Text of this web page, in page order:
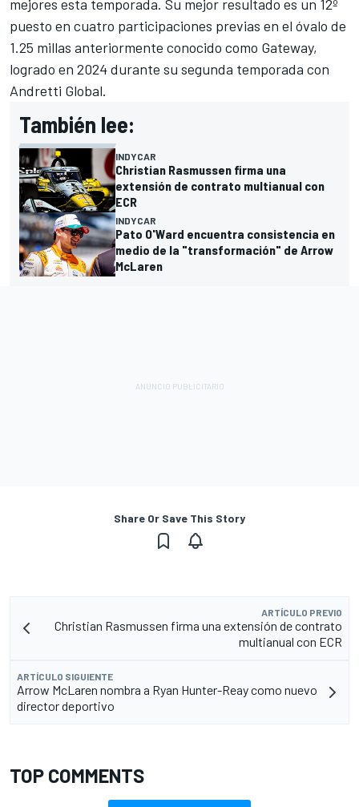
mejores esta temporada. Su mejor resultado es un 12º
puesto en cuatro participaciones previas en el óvalo de
1.25 millas anteriormente conocido como Gateway,
logrado en 2024 durante su segunda temporada con
Andretti Global.
También lee:
INDYCAR
Christian Rasmussen firma una
extensión de contrato multianual con
ECR
INDYCAR
Pato O'Ward encuentra consistencia en
medio de la "transformación" de Arrow
McLaren
Share Or Save This Story
ARTÍCULO PREVIO
Christian Rasmussen firma una extensión de contrato
multianual con ECR
ARTÍCULO SIGUIENTE
Arrow McLaren nombra a Ryan Hunter-Reay como nuevo
director deportivo
TOP COMMENTS